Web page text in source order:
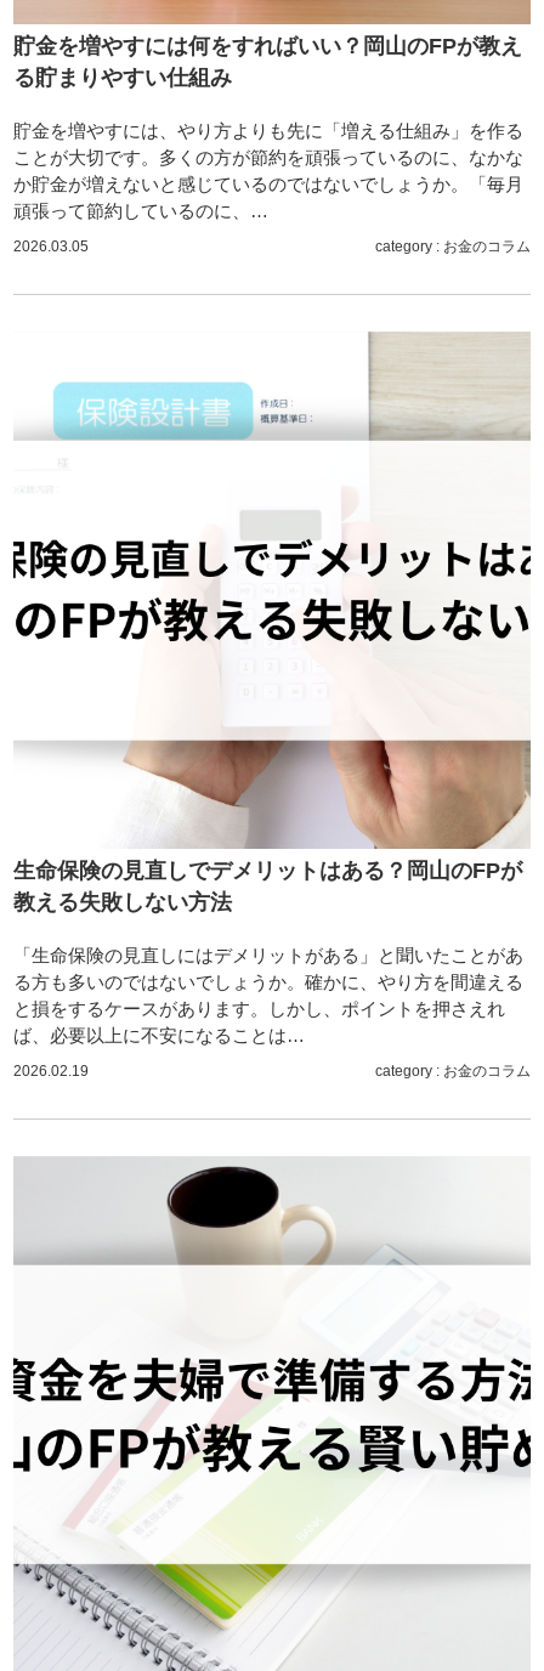
貯金を増やすには何をすればいい？岡山のFPが教え
る貯まりやすい仕組み
貯金を増やすには、やり方よりも先に「増える仕組み」を作る
ことが大切です。多くの方が節約を頑張っているのに、なかな
か貯金が増えないと感じているのではないでしょうか。「毎月
頑張って節約しているのに、…
2026.03.05 category : お金のコラム
生命保険の見直しでデメリットはある？岡山のFPが
教える失敗しない方法
「生命保険の見直しにはデメリットがある」と聞いたことがあ
る方も多いのではないでしょうか。確かに、やり方を間違える
と損をするケースがあります。しかし、ポイントを押さえれ
ば、必要以上に不安になることは…
2026.02.19 category : お金のコラム